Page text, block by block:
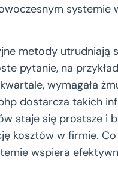
metody utrudniają
pytanie, na
wymagała
dostarcza takich
staje się prostsze i
kosztów w firmie.
wspiera